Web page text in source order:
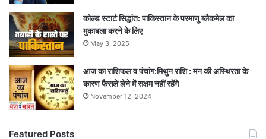
कोल्ड स्टार्ट सिद्धांत: पाकिस्तान के परमाणु ब्लैकमेल का
मुकाबला करने के लिए
May 3, 2025
आज का राशिफल व पंचांग:मिथुन राशि : मन की अस्थिरता के
कारण फैसले लेने में सक्षम नहीं रहेंगे
November 12, 2024
Featured Posts